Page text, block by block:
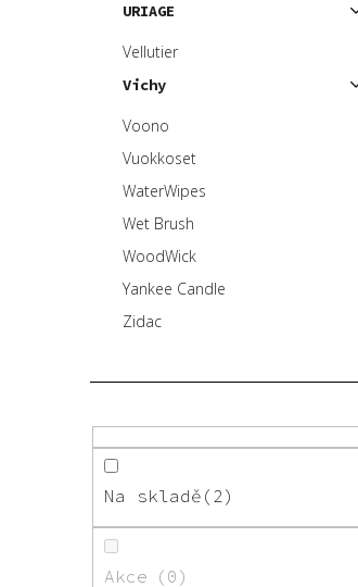
URIAGE
Vellutier
Vichy
Voono
Vuokkoset
WaterWipes
Wet Brush
WoodWick
Yankee Candle
Zidac
Na skladě 2
Akce 0